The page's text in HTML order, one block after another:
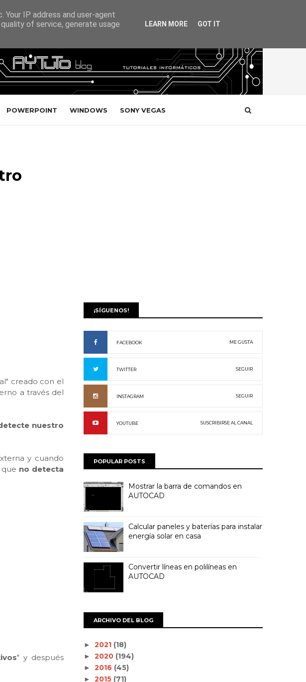
POWERPOINT WINDOWS SONY VEGAS
creado con el
a través del
nuestro
y cuando
no detecta
" y después
¡SÍGUENOS!
FACEBOOK ME GUSTA
TWITTER SEGUIR
INSTAGRAM SEGUIR
YOUTUBE SUSCRIBIRSE AL CANAL
POPULAR POSTS
Mostrar la barra de comandos en
AUTOCAD
Calcular paneles y baterías para instalar
energía solar en casa
Convertir líneas en polilíneas en
AUTOCAD
ARCHIVO DEL BLOG
► 2021 (18)
► 2020 (194)
► 2016 (45)
► 2015 (71)
IP address and user-agent
of service, generate usage
LEARN MORE GOT IT